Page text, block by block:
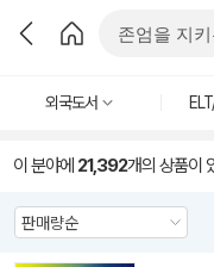
외국도서
이 분야에 21,392개의 상품이